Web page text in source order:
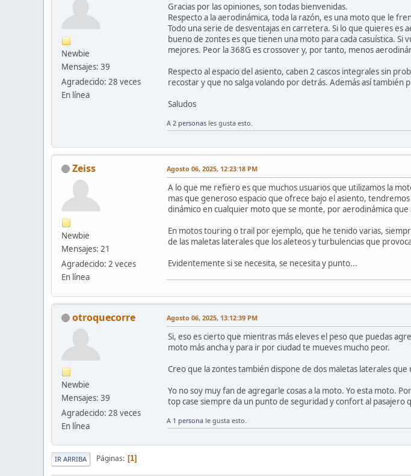
Newbie
Mensajes: 39
Agradecido: 28 veces
En línea
Gracias por las opiniones, son todas bienvenidas.
Respecto a la aerodinámica, toda la razón, es una moto que le
Todo una serie de desventajas en carretera. Si lo que quieres es
bueno de zontes es que tienen una moto para cada casuística.
mejores. Peor la 368G es crossover y, por tanto, menos
Respecto al espacio del asiento, caben 2 cascos integrales sin
recostar y que no salga volando por detrás. Además así también
Saludos
A 2 personas les gusta esto.
Zeiss
Newbie
Mensajes: 21
Agradecido: 2 veces
En línea
Agosto 06, 2025, 12:23:18 PM
A lo que me refiero es que muchos usuarios que utilizamos la
mas que generoso espacio que ofrece bajo el asiento,
dinámico en cualquier moto que se monte, por aerodinámica que
En motos touring o trail por ejemplo, que he tenido varias,
de las maletas laterales que los aleteos y turbulencias que
Evidentemente si se necesita, se necesita y punto...
otroquecorre
Newbie
Mensajes: 39
Agradecido: 28 veces
En línea
Agosto 06, 2025, 13:12:39 PM
Si, eso es cierto que mientras más eleves el peso que puedas
moto más ancha y para ir por ciudad te mueves mucho peor.
Creo que la zontes también dispone de dos maletas laterales
Yo no soy muy fan de agregarle cosas a la moto. Yo esta moto.
top case siempre da un punto de seguridad y confort al pasajero
A 1 persona le gusta esto.
IR ARRIBA Páginas 1